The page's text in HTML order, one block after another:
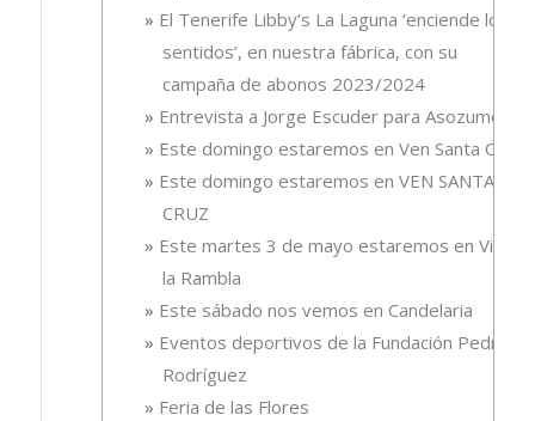
El Tenerife Libby’s La Laguna ‘enciende los
sentidos’, en nuestra fábrica, con su
campaña de abonos 2023/2024
Entrevista a Jorge Escuder para Asozumos
Este domingo estaremos en Ven Santa Cruz
Este domingo estaremos en VEN SANTA
CRUZ
Este martes 3 de mayo estaremos en Vive
la Rambla
Este sábado nos vemos en Candelaria
Eventos deportivos de la Fundación Pedro
Rodríguez
Feria de las Flores